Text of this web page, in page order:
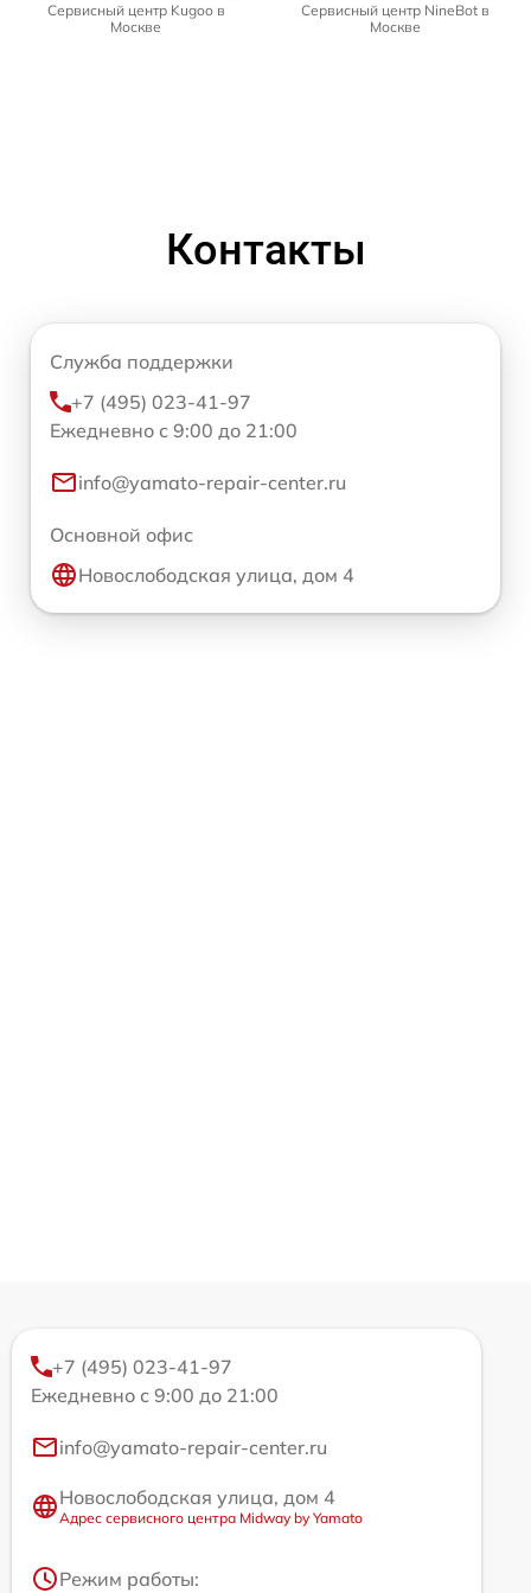
Сервисный центр Kugoo в
Москве
Сервисный центр NineBot в
Москве
Контакты
Служба поддержки
+7 (495) 023-41-97
Ежедневно с 9:00 до 21:00
info@yamato-repair-center.ru
Основной офис
Новослободская улица, дом 4
+7 (495) 023-41-97
Ежедневно с 9:00 до 21:00
info@yamato-repair-center.ru
Новослободская улица, дом 4
Адрес сервисного центра Midway by Yamato
Режим работы: